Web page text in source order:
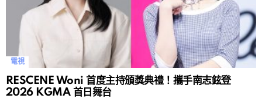
電視
RESCENE Woni 首度主持頒獎典禮！攜手南志鉉登
2026 KGMA 首日舞台